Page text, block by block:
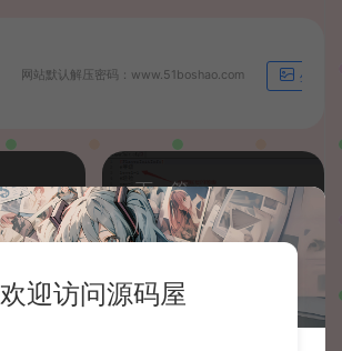
网站默认解压密码：www.51boshao.com 生成海
宝塔Linux面板最新7.7专业版破解方式
下一篇：
横版闯关手游【阿拉德】初始人物 级别 背包 货币 修改地址
欢迎访问源码屋